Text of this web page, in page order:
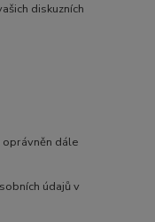
diskuzních
oprávněn dále
údajů v